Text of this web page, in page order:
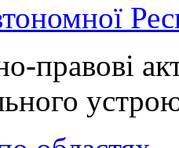
правові